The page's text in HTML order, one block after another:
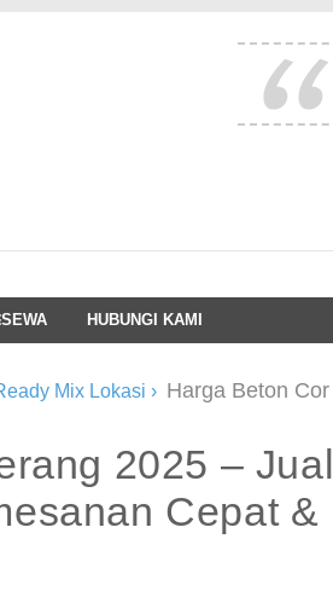
SEWA HUBUNGI KAMI
Mix Lokasi › Harga Beton Cor
2025 – Jual
Cepat &